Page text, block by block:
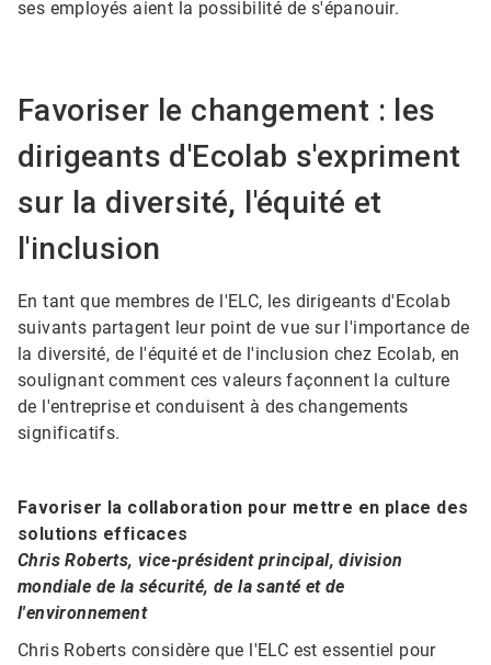
ses employés aient la possibilité de s'épanouir.
Favoriser le changement : les
dirigeants d'Ecolab s'expriment
sur la diversité, l'équité et
l'inclusion
En tant que membres de l'ELC, les dirigeants d'Ecolab
suivants partagent leur point de vue sur l'importance de
la diversité, de l'équité et de l'inclusion chez Ecolab, en
soulignant comment ces valeurs façonnent la culture
de l'entreprise et conduisent à des changements
significatifs.
Favoriser la collaboration pour mettre en place des
solutions efficaces
Chris Roberts, vice-président principal, division
mondiale de la sécurité, de la santé et de
l'environnement​​​​​​​
Chris Roberts considère que l'ELC est essentiel pour